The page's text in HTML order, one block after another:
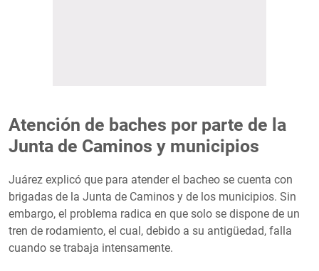
Atención de baches por parte de la
Junta de Caminos y municipios
Juárez explicó que para atender el bacheo se cuenta con
brigadas de la Junta de Caminos y de los municipios. Sin
embargo, el problema radica en que solo se dispone de un
tren de rodamiento, el cual, debido a su antigüedad, falla
cuando se trabaja intensamente.